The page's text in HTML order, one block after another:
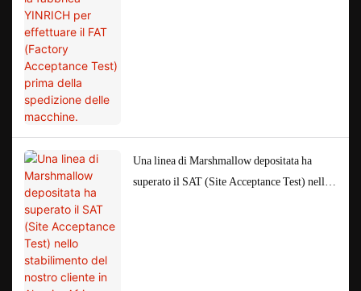
Una linea di Marshmallow depositata ha
superato il SAT (Site Acceptance Test) nello